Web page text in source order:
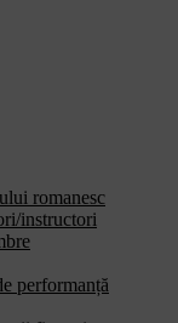
romanesc
instructori
performanță